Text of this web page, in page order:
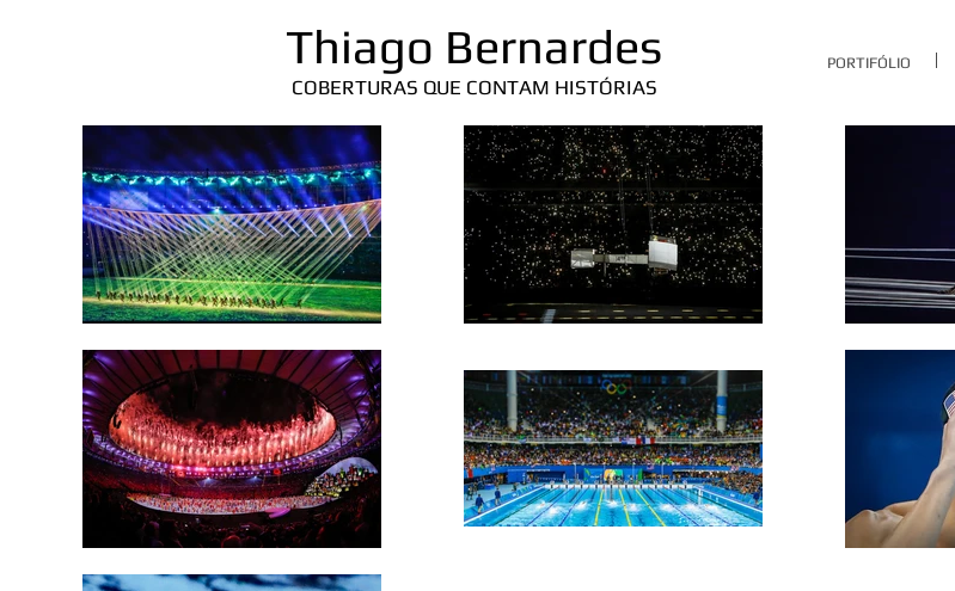
Thiago Bernardes
COBERTURAS QUE CONTAM HISTÓRIAS
PORTIFÓLIO